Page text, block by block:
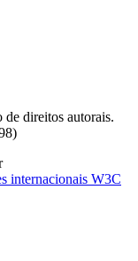
de direitos autorais.